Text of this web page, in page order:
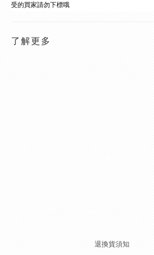
受的買家請勿下標哦
了解更多
退換貨須知